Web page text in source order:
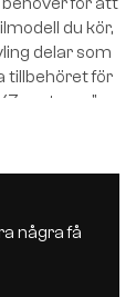
du kör,
delar som
tillbehöret för
några få